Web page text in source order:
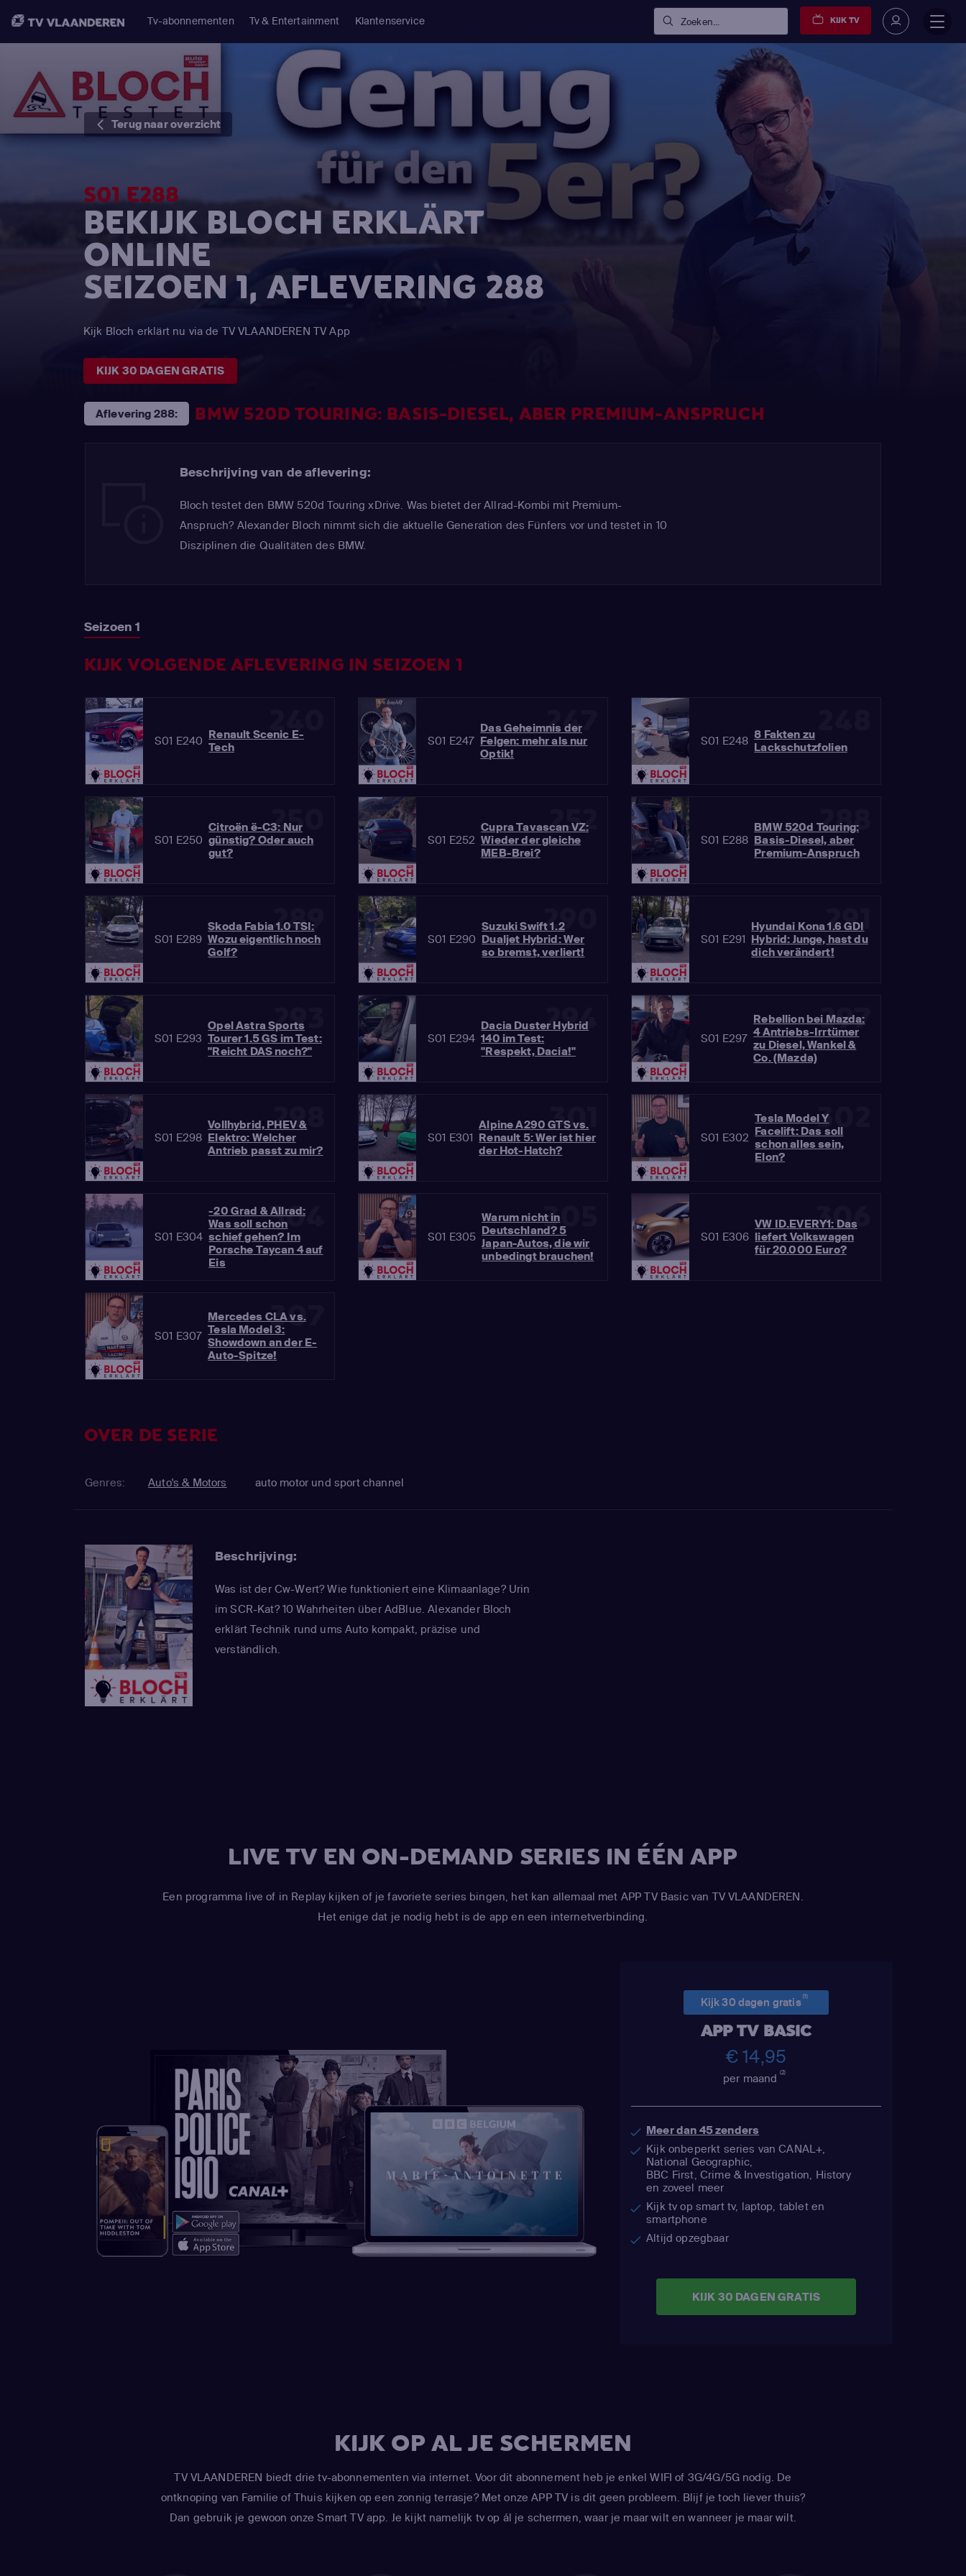
Tv-abonnementen Tv & Entertainment Klantenservice Zoeken... KIJK TV
Terug naar overzicht
S01 E288
BEKIJK BLOCH ERKLÄRT
ONLINE
SEIZOEN 1, AFLEVERING 288
Kijk Bloch erklärt nu via de TV VLAANDEREN TV App
KIJK 30 DAGEN GRATIS
Aflevering 288: BMW 520D TOURING: BASIS-DIESEL, ABER PREMIUM-ANSPRUCH
Beschrijving van de aflevering:
Bloch testet den BMW 520d Touring xDrive. Was bietet der Allrad-Kombi mit Premium-
Anspruch? Alexander Bloch nimmt sich die aktuelle Generation des Fünfers vor und testet in 10
Disziplinen die Qualitäten des BMW.
Seizoen 1
KIJK VOLGENDE AFLEVERING IN SEIZOEN 1
240
S01 E240 Renault Scenic E-
Tech
247
S01 E247
Das Geheimnis der
Felgen: mehr als nur
Optik!
S01 E248 8 Fakten zu
Lackschutzfolien
250
S01 E250
Citroën ë-C3: Nur
günstig? Oder auch
gut?
252
S01 E252
Cupra Tavascan VZ:
Wieder der gleiche
MEB-Brei?
288
S01 E288
BMW 520d Touring:
Basis-Diesel, aber
Premium-Anspruch
289
S01 E289
Skoda Fabia 1.0 TSI:
Wozu eigentlich noch
Golf?
290
S01 E290
Suzuki Swift 1.2
Dualjet Hybrid: Wer
so bremst, verliert!
291
S01 E291
Hyundai Kona 1.6 GDI
Hybrid: Junge, hast du
dich verändert!
293
S01 E293
Opel Astra Sports
Tourer 1.5 GS im Test:
"Reicht DAS noch?"
294
S01 E294
Dacia Duster Hybrid
140 im Test:
"Respekt, Dacia!"
297
S01 E297
Rebellion bei Mazda:
4 Antriebs-Irrtümer
zu Diesel, Wankel &
Co. (Mazda)
298
S01 E298
Vollhybrid, PHEV &
Elektro: Welcher
Antrieb passt zu mir?
301
S01 E301
Alpine A290 GTS vs.
Renault 5: Wer ist hier
der Hot-Hatch?
302
S01 E302
Tesla Model Y
Facelift: Das soll
schon alles sein,
Elon?
304
S01 E304
-20 Grad & Allrad:
Was soll schon
schief gehen? Im
Porsche Taycan 4 auf
Eis
305
S01 E305
Warum nicht in
Deutschland? 5
Japan-Autos, die wir
unbedingt brauchen!
306
S01 E306
VW ID.EVERY1: Das
liefert Volkswagen
für 20.000 Euro?
307
S01 E307
Mercedes CLA vs.
Tesla Model 3:
Showdown an der E-
Auto-Spitze!
OVER DE SERIE
Genres: Auto's & Motors auto motor und sport channel
Beschrijving:
Was ist der Cw-Wert? Wie funktioniert eine Klimaanlage? Urin
im SCR-Kat? 10 Wahrheiten über AdBlue. Alexander Bloch
erklärt Technik rund ums Auto kompakt, präzise und
verständlich.
LIVE TV EN ON-DEMAND SERIES IN ÉÉN APP
Een programma live of in Replay kijken of je favoriete series bingen, het kan allemaal met APP TV Basic van TV VLAANDEREN.
Het enige dat je nodig hebt is de app en een internetverbinding.
Kijk 30 dagen gratis(1)
APP TV BASIC
€ 14,95
per maand(2)
Meer dan 45 zenders
Kijk onbeperkt series van CANAL+,
National Geographic,
BBC First, Crime & Investigation, History
en zoveel meer
Kijk tv op smart tv, laptop, tablet en
smartphone
Altijd opzegbaar
KIJK 30 DAGEN GRATIS
KIJK OP AL JE SCHERMEN
TV VLAANDEREN biedt drie tv-abonnementen via internet. Voor dit abonnement heb je enkel WIFI of 3G/4G/5G nodig. De
ontknoping van Familie of Thuis kijken op een zonnig terrasje? Met onze APP TV is dit geen probleem. Blijf je toch liever thuis?
Dan gebruik je gewoon onze Smart TV app. Je kijkt namelijk tv op ál je schermen, waar je maar wilt en wanneer je maar wilt.